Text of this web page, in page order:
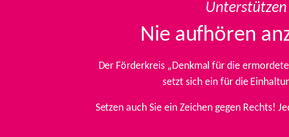
Unterstützen
Nie aufhören
Der Förderkreis „Denkmal für die
setzt sich ein für die
Setzen auch Sie ein Zeichen gegen Rechts!